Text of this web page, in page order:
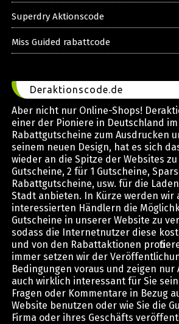
Superdry Aktionscode
Miss Guided rabattcode
Deraktionscode.de
Aber nicht nur Online-Shops!
einer der Pioniere in Deutschland
Rabattgutscheine zum Ausdrucken
seinem neuen Design, hat es sich
wieder an die Spitze der Websites
Gutscheine, 2 für 1 Gutscheine,
Rabattgutscheine, usw. für die
Stadt anbieten. In Kürze werden wir
interessierten Händlern die
Gutscheine in unserer Website zu
sodass die Internetnutzer diese
und von den Rabattaktionen
immer setzen wir der
Bedingungen voraus und zeigen nur
auch wirklich interessant für Sie
Fragen oder Kommentare in Bezug
Website benutzen oder wie Sie die
Firma oder ihres Geschäfts